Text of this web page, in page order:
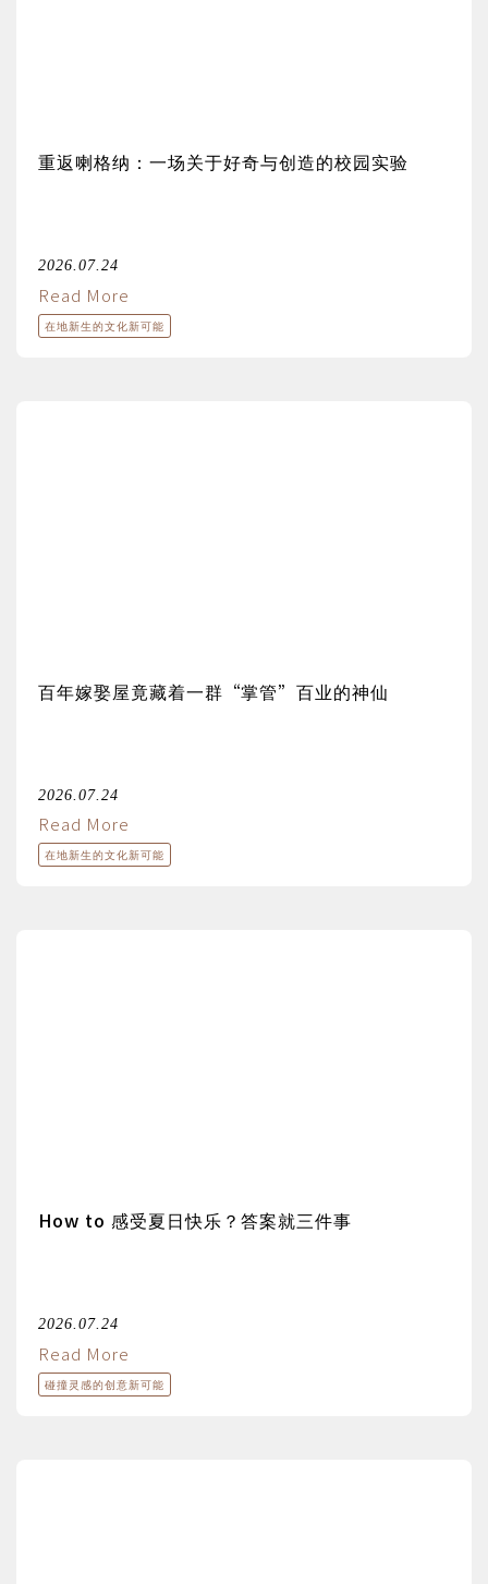
重返喇格纳：一场关于好奇与创造的校园实验
2026.07.24
Read More
在地新生的文化新可能
百年嫁娶屋竟藏着一群“掌管”百业的神仙
2026.07.24
Read More
在地新生的文化新可能
How to 感受夏日快乐？答案就三件事
2026.07.24
Read More
碰撞灵感的创意新可能